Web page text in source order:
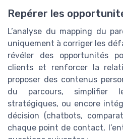
Repérer les
L’analyse du mapping du
uniquement à corriger les
révéler des opportunités
clients et renforcer la
proposer des contenus
du parcours, simplifier
stratégiques, ou encore
décision (chatbots,
chaque point de contact,